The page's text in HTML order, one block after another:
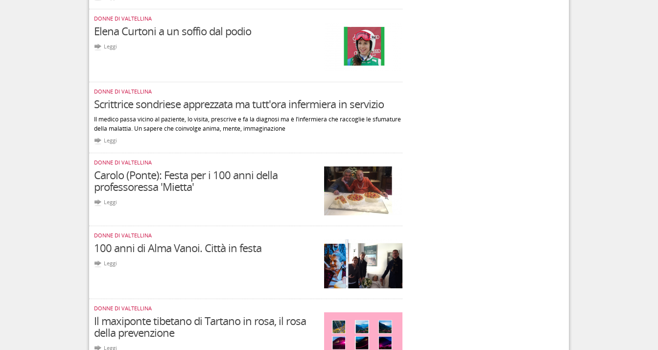
DONNE DI VALTELLINA
Elena Curtoni a un soffio dal podio
Leggi
DONNE DI VALTELLINA
Scrittrice sondriese apprezzata ma tutt'ora infermiera in servizio
Il medico passa vicino al paziente, lo visita, prescrive e fa la diagnosi ma è l’infermiera che raccoglie le sfumature
della malattia. Un sapere che coinvolge anima, mente, immaginazione
Leggi
DONNE DI VALTELLINA
Carolo (Ponte): Festa per i 100 anni della
professoressa 'Mietta'
Leggi
DONNE DI VALTELLINA
100 anni di Alma Vanoi. Città in festa
Leggi
DONNE DI VALTELLINA
Il maxiponte tibetano di Tartano in rosa, il rosa
della prevenzione
Leggi